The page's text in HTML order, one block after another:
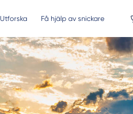
Utforska Få hjälp av snickare